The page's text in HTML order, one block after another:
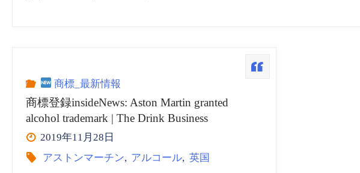
商標_最新情報
商標登録insideNews: Aston Martin granted
alcohol trademark | The Drink Business
2019年11月28日
アストンマーチン, アルコール, 英国